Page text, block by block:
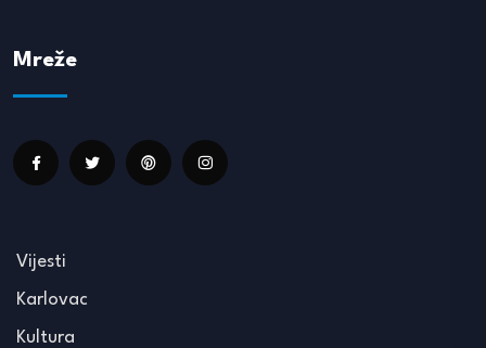
Mreže
Vijesti
Karlovac
Kultura